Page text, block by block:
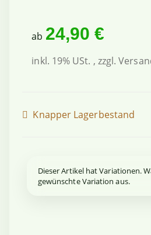
ab 24,90 €
inkl. 19% USt. , zzgl.
Knapper Lagerbestand
x
Dieser Artikel hat Variationen.
gewünschte Variation aus.